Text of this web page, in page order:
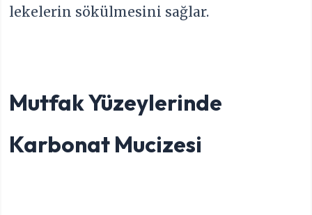
lekelerin sökülmesini sağlar.
Mutfak Yüzeylerinde
Karbonat Mucizesi